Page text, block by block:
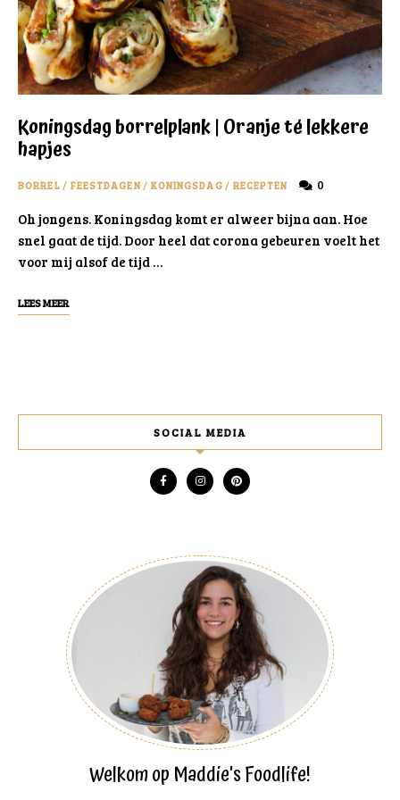
Koningsdag borrelplank | Oranje té lekkere
hapjes
BORREL / FEESTDAGEN/ KONINGSDAG / RECEPTEN 0
Oh jongens. Koningsdag komt er alweer bijna aan. Hoe
snel gaat de tijd. Door heel dat corona gebeuren voelt het
voor mij alsof de tijd …
LEES MEER
SOCIAL MEDIA
Welkom op Maddie's Foodlife!